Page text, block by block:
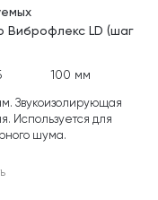
Виброфлекс LD (шаг
100 мм
Звукоизолирующая
Используется для
шума.